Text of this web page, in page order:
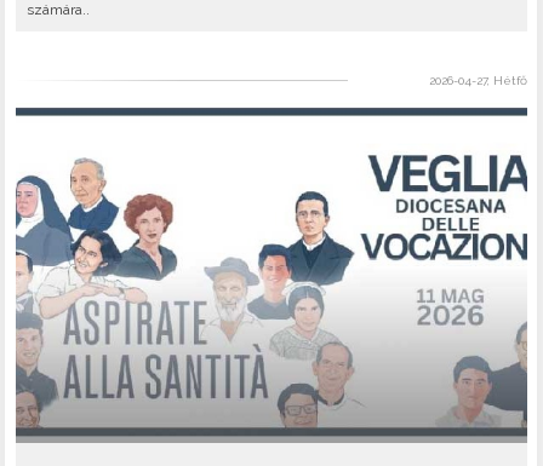
számára..
2026-04-27, Hétfő